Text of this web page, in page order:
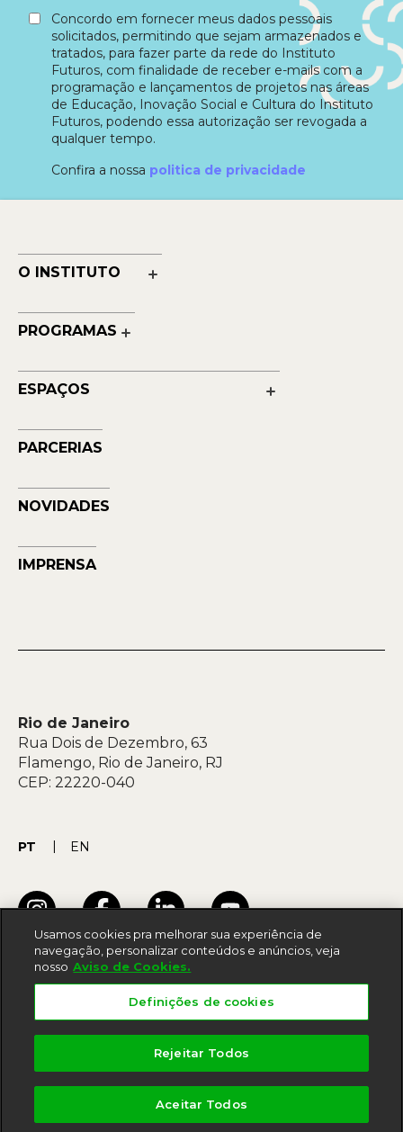
Concordo em fornecer meus dados pessoais
solicitados, permitindo que sejam armazenados e
tratados, para fazer parte da rede do Instituto
Futuros, com finalidade de receber e-mails com a
programação e lançamentos de projetos nas áreas
de Educação, Inovação Social e Cultura do Instituto
Futuros, podendo essa autorização ser revogada a
qualquer tempo.
Confira a nossa politica de privacidade
O INSTITUTO
Nossos Números
Quem Faz
Contato
PROGRAMAS
Educação
ESPAÇOS
Musehum
NAVE
PARCERIAS
NOVIDADES
IMPRENSA
Rio de Janeiro
Rua Dois de Dezembro, 63
Flamengo, Rio de Janeiro, RJ
CEP: 22220-040
PT EN
Política de privacidade
Usamos cookies pra melhorar sua experiência de
navegação, personalizar conteúdos e anúncios, veja
nosso Aviso de Cookies.
Definições de cookies
Rejeitar Todos
Aceitar Todos